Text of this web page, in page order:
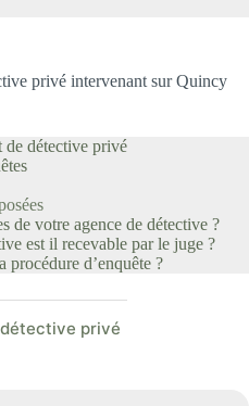
privé intervenant sur Quincy
de détective privé
de votre agence de détective ?
est il recevable par le juge ?
procédure d’enquête ?
privé